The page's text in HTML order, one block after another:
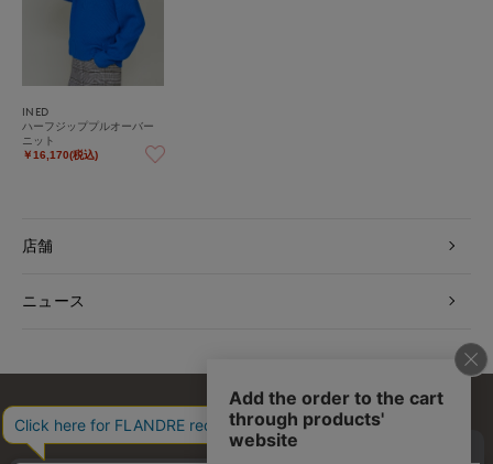
INED
ハーフジッププルオーバー
ニット
￥16,170(税込)
店舗
ニュース